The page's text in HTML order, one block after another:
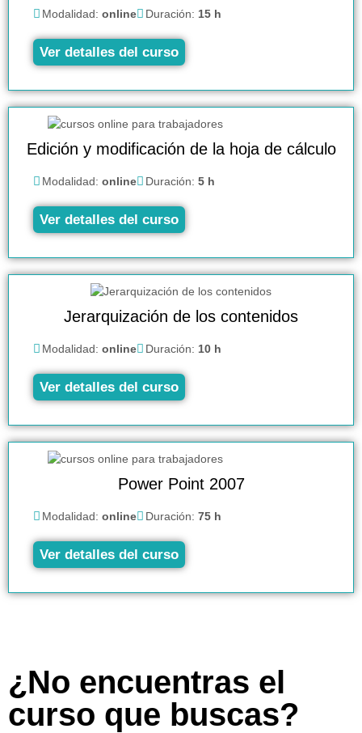
Modalidad: online Duración: 15 h
Ver detalles del curso
Edición y modificación de la hoja de cálculo
Modalidad: online Duración: 5 h
Ver detalles del curso
Jerarquización de los contenidos
Modalidad: online Duración: 10 h
Ver detalles del curso
Power Point 2007
Modalidad: online Duración: 75 h
Ver detalles del curso
¿No encuentras el
curso que buscas?